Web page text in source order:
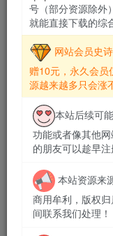
号（部分资源除外
就能直接下载的综
网站会员史
赠10元，永久会员
源越来越多只会涨
本站后续可
功能或者像其他
的朋友可以趁早注
本站资源来
商用牟利，版权
间联系我们处理！